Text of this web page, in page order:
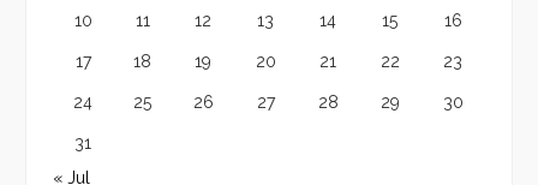
10 11 12 13 14 15 16
17 18 19 20 21 22 23
24 25 26 27 28 29 30
31
« Jul